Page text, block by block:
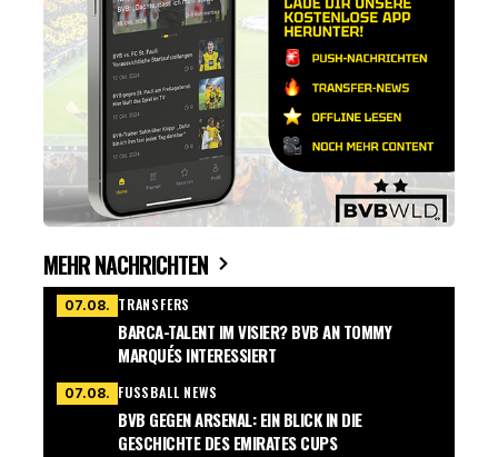
MEHR NACHRICHTEN
07.08. TRANSFERS
BARCA-TALENT IM VISIER? BVB AN TOMMY
MARQUÉS INTERESSIERT
07.08. FUSSBALL NEWS
BVB GEGEN ARSENAL: EIN BLICK IN DIE
GESCHICHTE DES EMIRATES CUPS